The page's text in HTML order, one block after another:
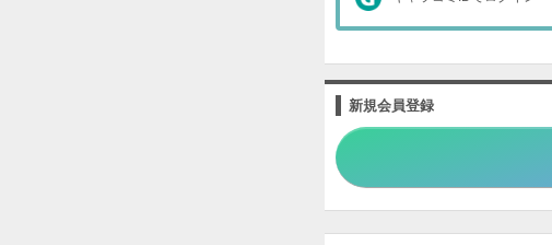
新規会員登録